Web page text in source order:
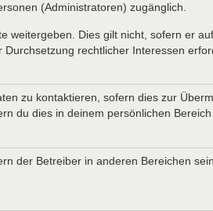
(Administratoren) zugänglich.
Dies gilt nicht, sofern er
rechtlicher Interessen
zu kontaktieren, sofern dies zur
du dies in deinem persönlichen
der Betreiber in anderen Bereichen